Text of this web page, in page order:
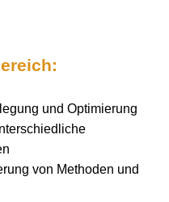
und Optimierung
von Methoden und